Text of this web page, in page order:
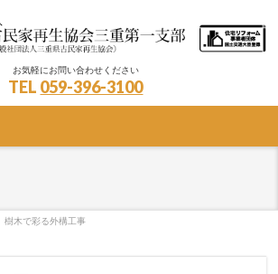
お気軽にお問い合わせください
TEL 059-396-3100
樹木で彩る外構工事